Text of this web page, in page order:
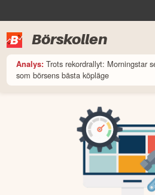
Börskollen
Analys: Trots rekordrallyt: Morningstar
som börsens bästa köpläge